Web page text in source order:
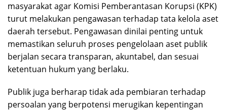
masyarakat agar Komisi Pemberantasan Korupsi (KPK)
turut melakukan pengawasan terhadap tata kelola aset
daerah tersebut. Pengawasan dinilai penting untuk
memastikan seluruh proses pengelolaan aset publik
berjalan secara transparan, akuntabel, dan sesuai
ketentuan hukum yang berlaku.
Publik juga berharap tidak ada pembiaran terhadap
persoalan yang berpotensi merugikan kepentingan